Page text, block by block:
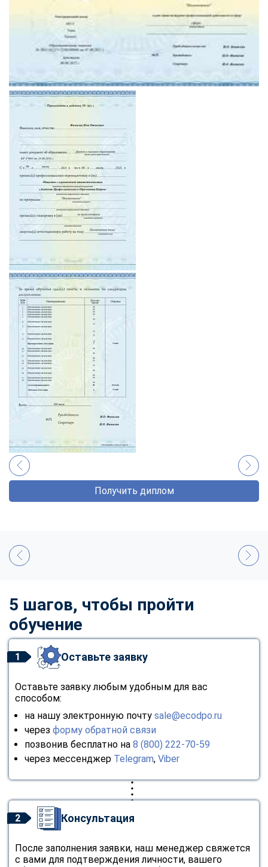
Получить диплом
5 шагов, чтобы пройти
обучение
1 Оставьте заявку
Оставьте заявку любым удобным для вас
способом:
на нашу электронную почту sale@ecodpo.ru
через форму обратной связи
позвонив бесплатно на 8 (800) 222-70-59
через мессенджер Telegram, Viber
2 Консультация
После заполнения заявки, наш менеджер свяжется
с вами для подтверждения личности, вашего